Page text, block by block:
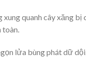
xung quanh cây xăng
toàn.
lửa bùng phát dữ